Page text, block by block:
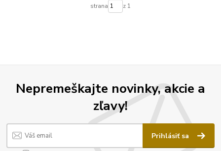
strana z 1
Nepremeškajte novinky, akcie a
zľavy!
Prihlásiť sa